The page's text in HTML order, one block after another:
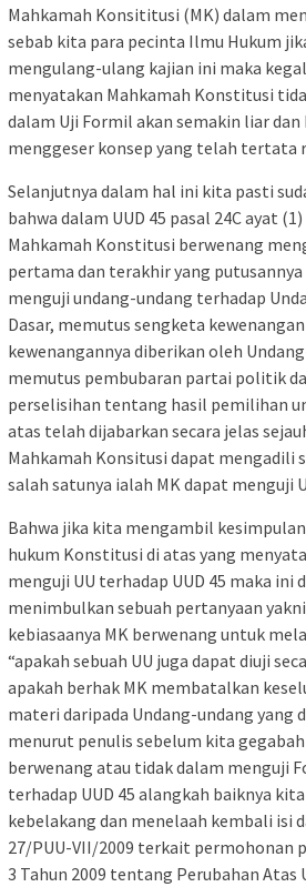
Mahkamah Konsititusi (MK) dalam
sebab kita para pecinta Ilmu Hukum
mengulang-ulang kajian ini maka
menyatakan Mahkamah Konstitusi
dalam Uji Formil akan semakin liar
menggeser konsep yang telah tertata
Selanjutnya dalam hal ini kita pasti
bahwa dalam UUD 45 pasal 24C ayat
Mahkamah Konstitusi berwenang
pertama dan terakhir yang
menguji undang-undang terhadap
Dasar, memutus sengketa
kewenangannya diberikan oleh
memutus pembubaran partai politik
perselisihan tentang hasil pemilihan
atas telah dijabarkan secara jelas
Mahkamah Konsitusi dapat mengadili
salah satunya ialah MK dapat menguji
Bahwa jika kita mengambil
hukum Konstitusi di atas yang
menguji UU terhadap UUD 45 maka ini
menimbulkan sebuah pertanyaan
kebiasaanya MK berwenang untuk
“apakah sebuah UU juga dapat diuji
apakah berhak MK membatalkan
materi daripada Undang-undang yang
menurut penulis sebelum kita
berwenang atau tidak dalam menguji
terhadap UUD 45 alangkah baiknya
kebelakang dan menelaah kembali isi
27/PUU-VII/2009 terkait permohonan
3 Tahun 2009 tentang Perubahan Atas